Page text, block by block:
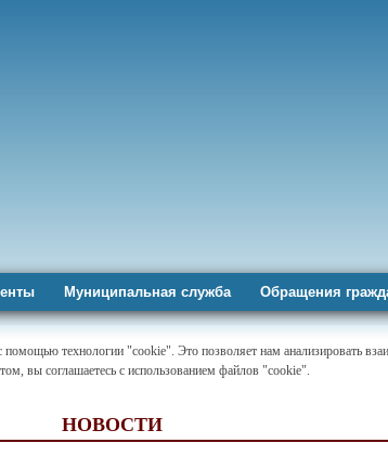
Муниципальная служба Обращения
помощью технологии "cookie". Это позволяет нам анализировать
вы соглашаетесь с использованием файлов "cookie".
НОВОСТИ